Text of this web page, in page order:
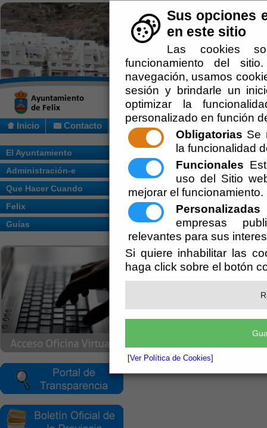
Sus opciones
en este sitio
Las cookies
funcionamiento del
navegación, usamos
sesión y brindarle un
optimizar la
personalizado en función
Obligatorias Se
la funcionalidad
Funcionales
uso del Sitio
mejorar el funcionamiento.
Personalizadas
empresas
relevantes para sus
Si quiere inhabilitar las
haga click sobre el botón
[Ver Política de Cookies]
Inicio Contacto
El Ayuntamiento
Administración-e
Que Hacer Cuando
Felix
Guías
Usted se encuentra aquí:Inicio //
Pleno